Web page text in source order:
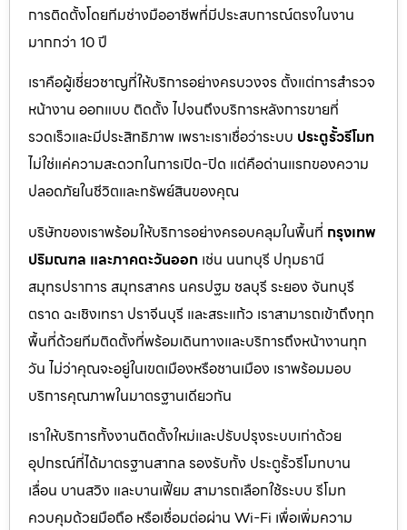
การติดตั้งโดยทีมช่างมืออาชีพที่มีประสบการณ์ตรงในงาน
มากกว่า 10 ปี
เราคือผู้เชี่ยวชาญที่ให้บริการอย่างครบวงจร ตั้งแต่การสำรวจ
หน้างาน ออกแบบ ติดตั้ง ไปจนถึงบริการหลังการขายที่
รวดเร็วและมีประสิทธิภาพ เพราะเราเชื่อว่าระบบ ประตูรั้วรีโมท
ไม่ใช่แค่ความสะดวกในการเปิด-ปิด แต่คือด่านแรกของความ
ปลอดภัยในชีวิตและทรัพย์สินของคุณ
บริษัทของเราพร้อมให้บริการอย่างครอบคลุมในพื้นที่ กรุงเทพ
ปริมณฑล และภาคตะวันออก เช่น นนทบุรี ปทุมธานี
สมุทรปราการ สมุทรสาคร นครปฐม ชลบุรี ระยอง จันทบุรี
ตราด ฉะเชิงเทรา ปราจีนบุรี และสระแก้ว เราสามารถเข้าถึงทุก
พื้นที่ด้วยทีมติดตั้งที่พร้อมเดินทางและบริการถึงหน้างานทุก
วัน ไม่ว่าคุณจะอยู่ในเขตเมืองหรือชานเมือง เราพร้อมมอบ
บริการคุณภาพในมาตรฐานเดียวกัน
เราให้บริการทั้งงานติดตั้งใหม่และปรับปรุงระบบเก่าด้วย
อุปกรณ์ที่ได้มาตรฐานสากล รองรับทั้ง ประตูรั้วรีโมทบาน
เลื่อน บานสวิง และบานเฟี้ยม สามารถเลือกใช้ระบบ รีโมท
ควบคุมด้วยมือถือ หรือเชื่อมต่อผ่าน Wi-Fi เพื่อเพิ่มความ